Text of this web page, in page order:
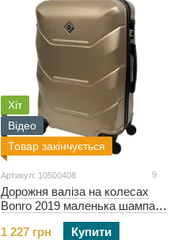
Хіт
Відео
Товар закінчується
Артикул: 10500408 9
Дорожня валіза на колесах
Bonro 2019 маленька шампань
1 227 грн
Купити